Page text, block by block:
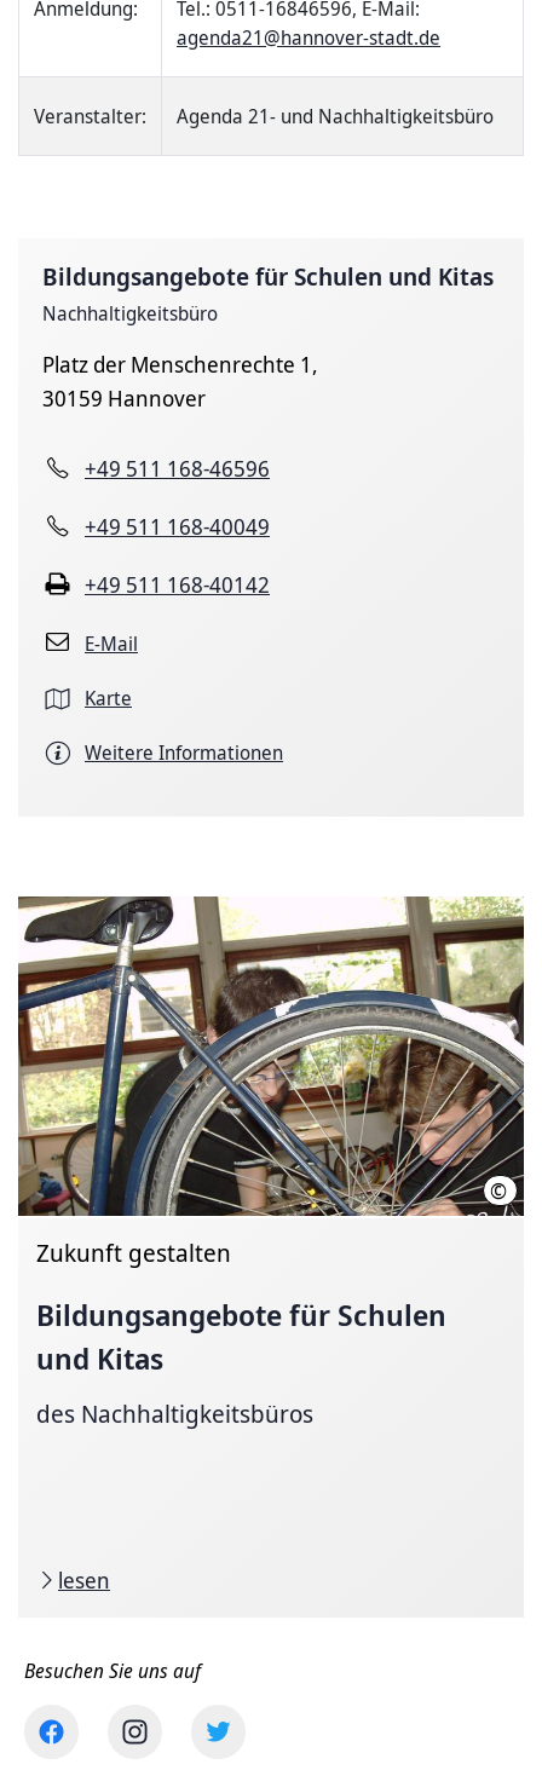
Anmeldung:
Tel.: 0511-16846596, E-Mail:
agenda21@hannover-stadt.de
Veranstalter: Agenda 21- und Nachhaltigkeitsbüro
Bildungsangebote für Schulen und Kitas
Nachhaltigkeitsbüro
Platz der Menschenrechte 1,
30159 Hannover
+49 511 168-46596
+49 511 168-40049
+49 511 168-40142
E-Mail
Karte
Weitere Informationen
© LHH
Zukunft gestalten
Bildungsangebotefür Schulen
und Kitas
des Nachhaltigkeitsbüros
lesen
Besuchen Sie uns auf